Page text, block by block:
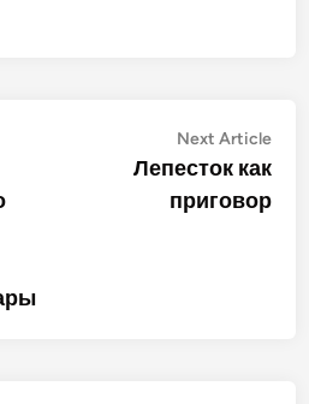
Next Article
Лепесток как
приговор